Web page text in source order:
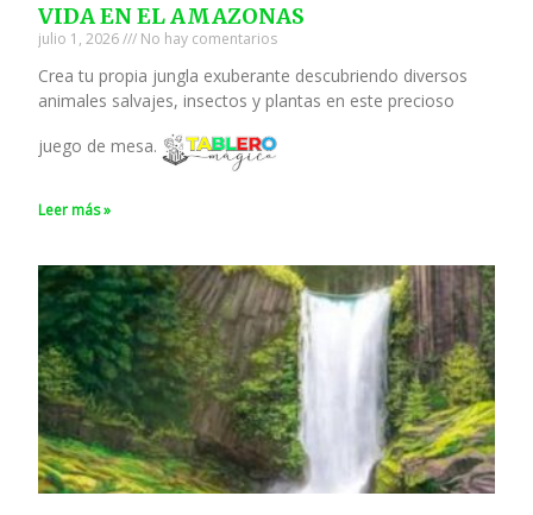
VIDA EN EL AMAZONAS
julio 1, 2026 No hay comentarios
Crea tu propia jungla exuberante descubriendo diversos
animales salvajes, insectos y plantas en este precioso
juego de mesa.
Leer más »